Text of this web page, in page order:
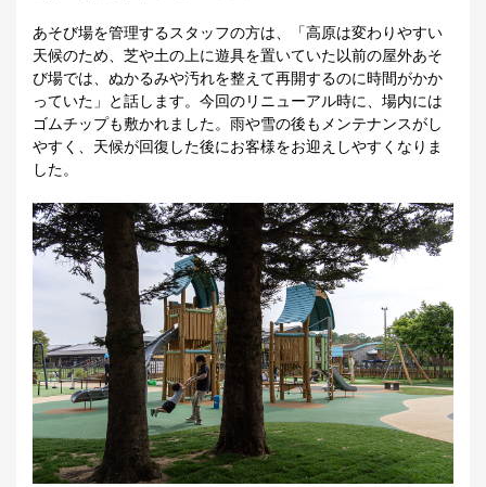
あそび場を管理するスタッフの方は、「高原は変わりやすい
天候のため、芝や土の上に遊具を置いていた以前の屋外あそ
び場では、ぬかるみや汚れを整えて再開するのに時間がかか
っていた」と話します。今回のリニューアル時に、場内には
ゴムチップも敷かれました。雨や雪の後もメンテナンスがし
やすく、天候が回復した後にお客様をお迎えしやすくなりま
した。